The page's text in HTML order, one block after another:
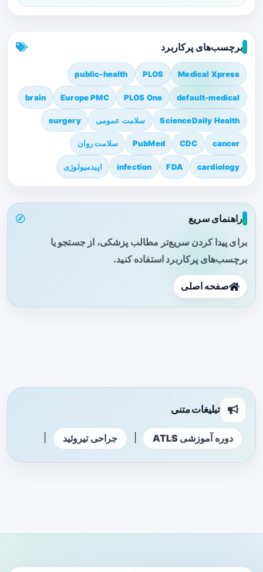
برچسب‌های پرکاربرد
Medical Xpress
PLOS
public-health
default-medical
PLOS One
Europe PMC
brain
ScienceDaily Health سلامت عمومی surgery
cancer
CDC
PubMed سلامت روان
cardiology
FDA
infection اپیدمیولوژی
راهنمای سریع
برای پیدا کردن سریع‌تر مطالب پزشکی، از جستجو یا
برچسب‌های پرکاربرد استفاده کنید.
صفحه اصلی
تبلیغات متنی
دوره آموزشی ATLS جراحی تیروئید